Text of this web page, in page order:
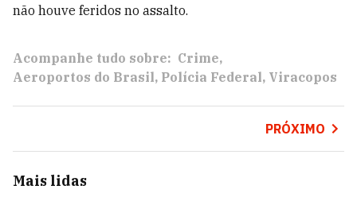
não houve feridos no assalto.
Acompanhe tudo sobre: Crime
Aeroportos do Brasil Polícia Federal Viracopos
PRÓXIMO
Mais lidas